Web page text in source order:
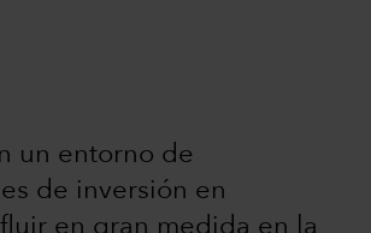
un entorno de
de inversión en
en gran medida en la